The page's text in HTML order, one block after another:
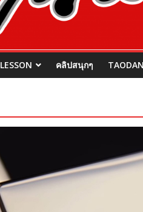
LESSON คลิปสนุกๆ